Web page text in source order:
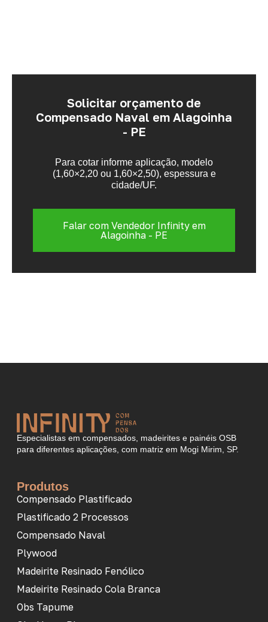
Solicitar orçamento de
Compensado Naval em Alagoinha
- PE
Para cotar informe aplicação, modelo
(1,60×2,20 ou 1,60×2,50), espessura e
cidade/UF.
Falar com Vendedor Infinity em
Alagoinha - PE
Especialistas em compensados, madeirites e painéis OSB
para diferentes aplicações, com matriz em Mogi Mirim, SP.
Produtos
Compensado Plastificado
Plastificado 2 Processos
Compensado Naval
Plywood
Madeirite Resinado Fenólico
Madeirite Resinado Cola Branca
Obs Tapume